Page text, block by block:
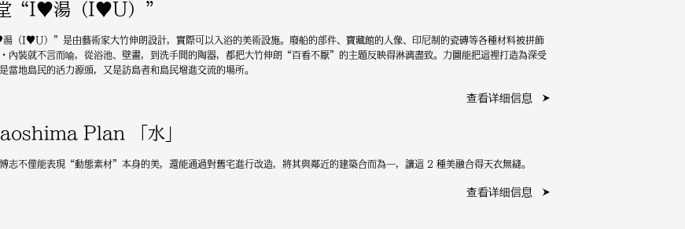
“I♥湯（I♥U）”
（I♥U）”是由藝術家大竹伸朗設計，實際可以入浴的美術設施。廢船的部件、寶藏館的人像、印尼制的瓷磚等各種材料被拼飾
內裝就不言而喻，從浴池、壁畫，到洗手間的陶器，都把大竹伸朗“百看不厭”的主題反映得淋漓盡致。力圖能把這裡打造為深受
當地島民的活力源頭，又是訪島者和島民增進交流的場所。
查看详细信息
Plan 「水」
志不僅能表現“動態素材”本身的美，還能通過對舊宅進行改造，將其與鄰近的建築合而為一，讓這 2 種美融合得天衣無縫。
查看详细信息